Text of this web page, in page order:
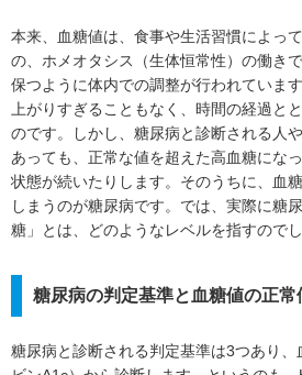
本来、血糖値は、食事や生活習慣によっ
の、ホメオタシス（生体恒常性）の働き
保つように体内での調整が行われていま
上がりすぎることもなく、時間の経過と
のです。しかし、糖尿病と診断される人
あっても、正常な値を超えた高血糖にな
状態が続いたりします。そのうちに、血
しまうのが糖尿病です。では、実際に糖
糖」とは、どのようなレベルを指すのでし
糖尿病の判定基準と血糖値の正常
糖尿病と診断される判定基準は3つあり